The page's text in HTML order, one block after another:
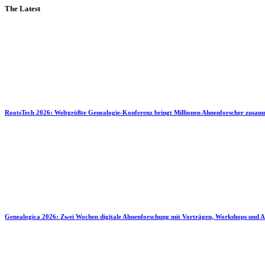
The Latest
RootsTech 2026: Weltgrößte Genealogie-Konferenz bringt Millionen Ahnenforscher
Genealogica 2026: Zwei Wochen digitale Ahnenforschung mit Vorträgen, Workshops und